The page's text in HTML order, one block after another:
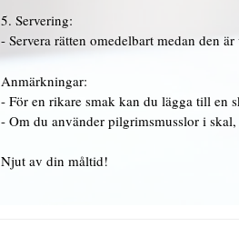
5. Servering:
- Servera rätten omedelbart medan den
Anmärkningar:
- För en rikare smak kan du lägga till en
- Om du använder pilgrimsmusslor i
Njut av din måltid!